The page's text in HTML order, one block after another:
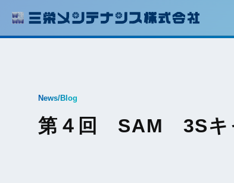
News/Blog
第４回 SAM 3Sキ